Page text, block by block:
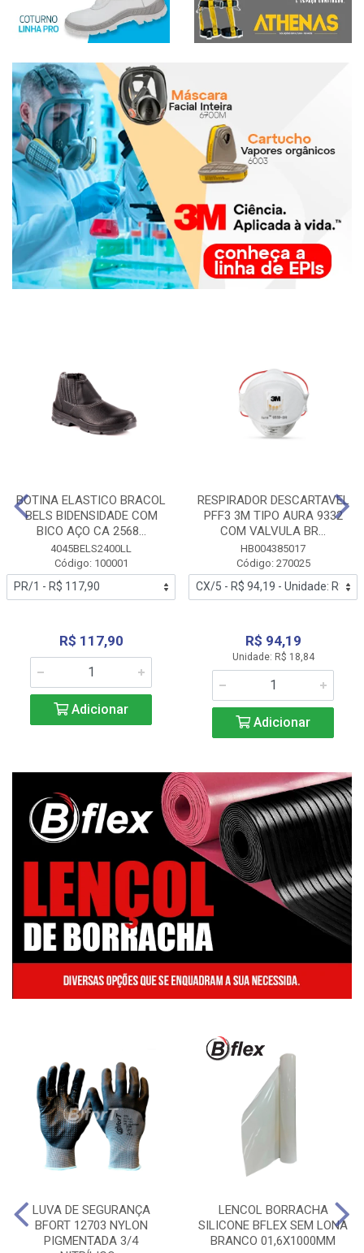
BOTINA ELASTICO BRACOL
BELS BIDENSIDADE COM
BICO AÇO CA 2568...
4045BELS2400LL
Código: 100001
R$ 117,90
Adicionar
RESPIRADOR DESCARTAVEL
PFF3 3M TIPO AURA 9332
COM VALVULA BR...
HB004385017
Código: 270025
R$ 94,19
Unidade: R$ 18,84
Adicionar
LUVA DE SEGURANÇA
BFORT 12703 NYLON
PIGMENTADA 3/4
LENCOL BORRACHA
SILICONE BFLEX SEM LONA
BRANCO 01,6X1000MM